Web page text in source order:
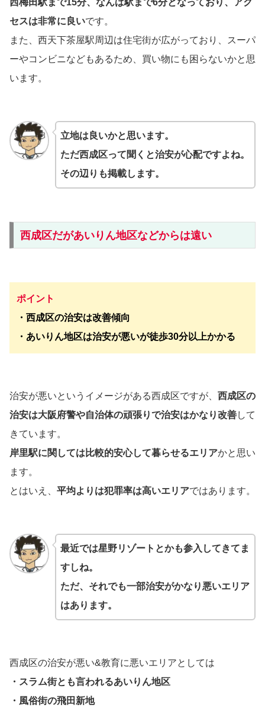
セスは非常に良いです。
また、西天下茶屋駅周辺は住宅街が広がっており、スーパ
ーやコンビニなどもあるため、買い物にも困らないかと思
います。
立地は良いかと思います。
ただ西成区って聞くと治安が心配ですよね。
その辺りも掲載します。
西成区だがあいりん地区などからは遠い
ポイント
・西成区の治安は改善傾向
・あいりん地区は治安が悪いが徒歩30分以上かかる
治安が悪いというイメージがある西成区ですが、 西成区の
治安は大阪府警や自治体の頑張りで治安はかなり改善して
きています。
岸里駅に関しては比較的安心して暮らせるエリアかと思い
ます。
とはいえ、 平均よりは犯罪率は高いエリアではあります。
最近では星野リゾートとかも参入してきてま
すしね。
ただ、それでも一部治安がかなり悪いエリア
はあります。
西成区の治安が悪い&教育に悪いエリアとしては
・スラム街とも言われるあいりん地区
・風俗街の飛田新地